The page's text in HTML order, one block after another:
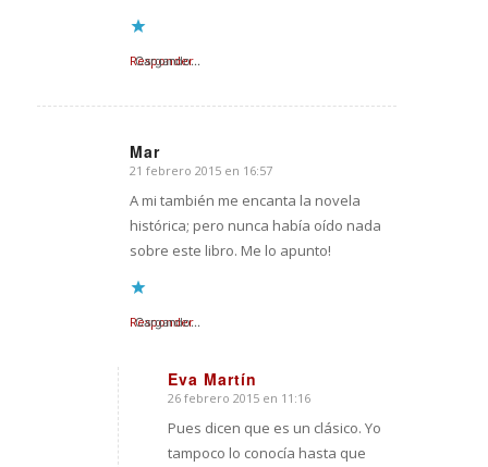
Cargando...
Responder
Mar
Dice:
21 febrero 2015 en 16:57
A mi también me encanta la novela
histórica; pero nunca había oído nada
sobre este libro. Me lo apunto!
Cargando...
Responder
Eva Martín
Dice:
26 febrero 2015 en 11:16
Pues dicen que es un clásico. Yo
tampoco lo conocía hasta que